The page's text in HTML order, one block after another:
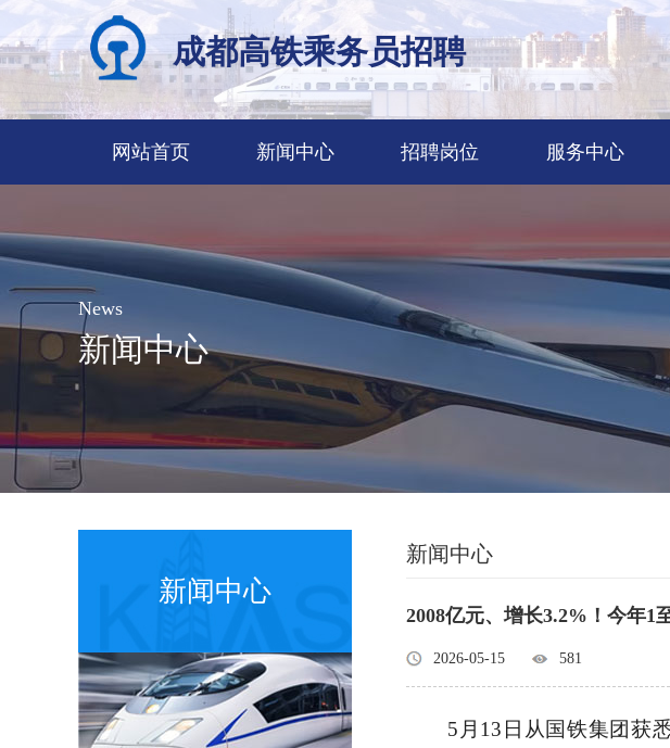
成都高铁乘务员招聘
网站首页 新闻中心 招聘岗位 服务中心
News
新闻中心
新闻中心
新闻中心
2008亿元、增长3.2%！今年1
2026-05-15 581
5月13日从国铁集团获